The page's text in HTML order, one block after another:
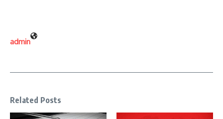
admin
Related Posts